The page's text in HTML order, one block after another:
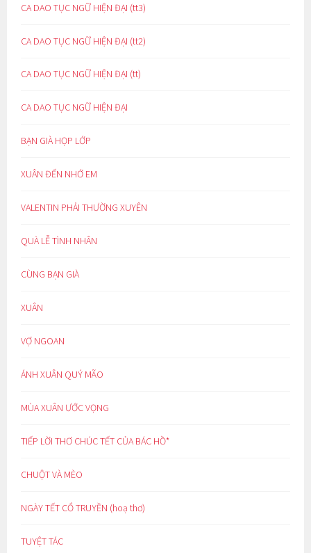
CA DAO TỤC NGỮ HIỆN ĐẠI (tt3)
CA DAO TỤC NGỮ HIỆN ĐẠI (tt2)
CA DAO TỤC NGỮ HIỆN ĐẠI (tt)
CA DAO TỤC NGỮ HIỆN ĐẠI
BẠN GIÀ HỌP LỚP
XUÂN ĐẾN NHỚ EM
VALENTIN PHẢI THƯỜNG XUYÊN
QUÀ LỄ TÌNH NHÂN
CÙNG BẠN GIÀ
XUÂN
VỢ NGOAN
ÁNH XUÂN QUÝ MÃO
MÙA XUÂN ƯỚC VỌNG
TIẾP LỜI THƠ CHÚC TẾT CỦA BÁC HỒ*
CHUỘT VÀ MÈO
NGÀY TẾT CỔ TRUYỀN (hoạ thơ)
TUYỆT TÁC